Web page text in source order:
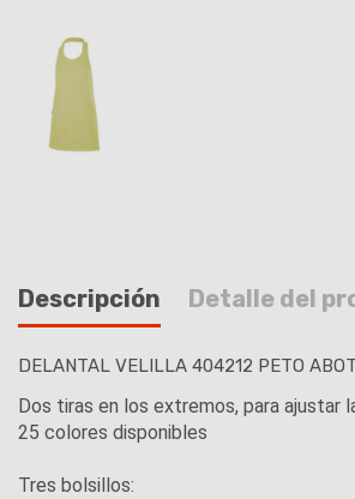
Descripción Detalle del
DELANTAL VELILLA 404212 PETO
Dos tiras en los extremos, para ajustar
25 colores disponibles
Tres bolsillos: